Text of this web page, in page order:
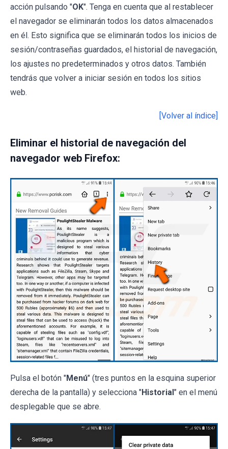
acción pulsando "OK". Tenga en cuenta que al restablecer
el navegador se eliminarán todos los datos almacenados
en él. Esto significa que se eliminarán todos los inicios de
sesión/contraseñas guardados, el historial de navegación,
los ajustes no predeterminados y otros datos. También
tendrás que volver a iniciar sesión en todos los sitios
web.
[Volver al índice]
Eliminar el historial de navegación del
navegador web Firefox:
Pulsa el botón "Menú" (tres puntos en la esquina superior
derecha de la pantalla) y selecciona "Historial" en el menú
desplegable que se abre.